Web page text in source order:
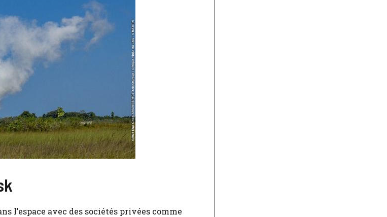
l’espace avec des sociétés privées comme